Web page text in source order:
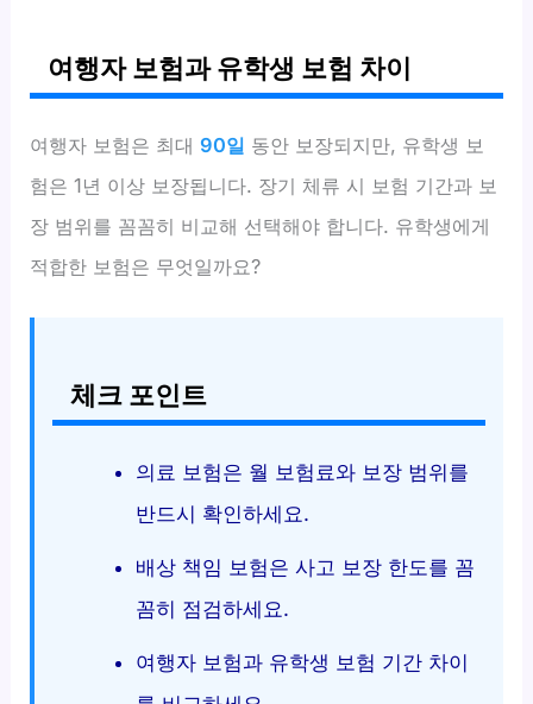
여행자 보험과 유학생 보험 차이
여행자 보험은 최대90일 동안 보장되지만, 유학생 보
험은 1년 이상 보장됩니다. 장기 체류 시 보험 기간과 보
장 범위를 꼼꼼히 비교해 선택해야 합니다. 유학생에게
적합한 보험은 무엇일까요?
체크 포인트
의료 보험은 월 보험료와 보장 범위를
반드시 확인하세요.
배상 책임 보험은 사고 보장 한도를 꼼
꼼히 점검하세요.
여행자 보험과 유학생 보험 기간 차이